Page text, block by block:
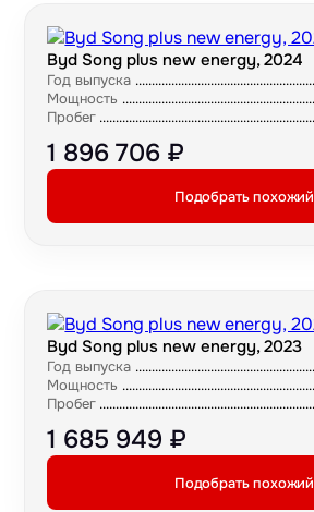
Byd Song plus new energy, 2024
Год выпуска
Мощность
Пробег
1 896 706 ₽
Подобрать похожий
Byd Song plus new energy, 2023
Год выпуска
Мощность
Пробег
1 685 949 ₽
Подобрать похожий